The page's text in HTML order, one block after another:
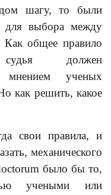
шагу, то были
для выбора между
Как общее правило
должен
мнением ученых
как решить, какое
свои правила, и
механического
было бы то,
учеными или